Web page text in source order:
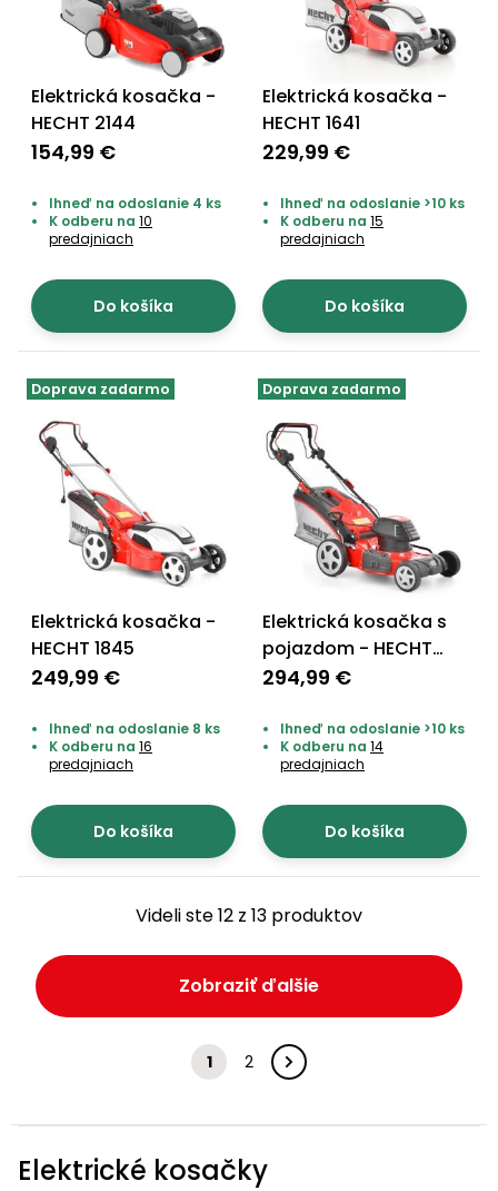
Elektrická kosačka -
HECHT 2144
154,99 €
Ihneď na odoslanie 4 ks
K odberu na 10
predajniach
Do košíka
Elektrická kosačka -
HECHT 1641
229,99 €
Ihneď na odoslanie >10 ks
K odberu na 15
predajniach
Do košíka
Doprava zadarmo
Elektrická kosačka -
HECHT 1845
249,99 €
Ihneď na odoslanie 8 ks
K odberu na 16
predajniach
Do košíka
Doprava zadarmo
Elektrická kosačka s
pojazdom - HECHT
1802 S
294,99 €
Ihneď na odoslanie >10 ks
K odberu na 14
predajniach
Do košíka
Videli ste 12 z 13 produktov
Zobraziť ďalšie
1 2
Elektrické kosačky